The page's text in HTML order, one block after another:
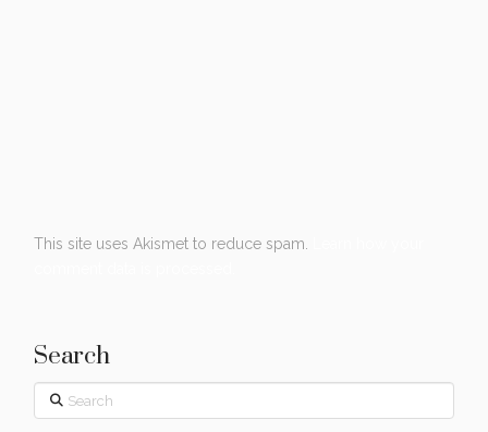
This site uses Akismet to reduce spam.
Search
Search